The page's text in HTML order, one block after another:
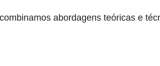
abordagens teóricas e